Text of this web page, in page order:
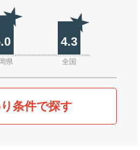
4.3
県 全国
条件で探す